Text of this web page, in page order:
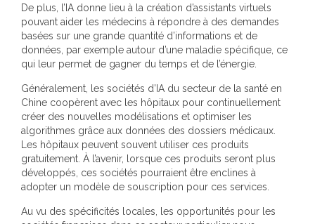
De plus, l’IA donne lieu à la création d’assistants virtuels
pouvant aider les médecins à répondre à des demandes
basées sur une grande quantité d’informations et de
données, par exemple autour d’une maladie spécifique, ce
qui leur permet de gagner du temps et de l’énergie.
Généralement, les sociétés d’IA du secteur de la santé en
Chine coopèrent avec les hôpitaux pour continuellement
créer des nouvelles modélisations et optimiser les
algorithmes grâce aux données des dossiers médicaux.
Les hôpitaux peuvent souvent utiliser ces produits
gratuitement. À l’avenir, lorsque ces produits seront plus
développés, ces sociétés pourraient être enclines à
adopter un modèle de souscription pour ces services.
Au vu des spécificités locales, les opportunités pour les